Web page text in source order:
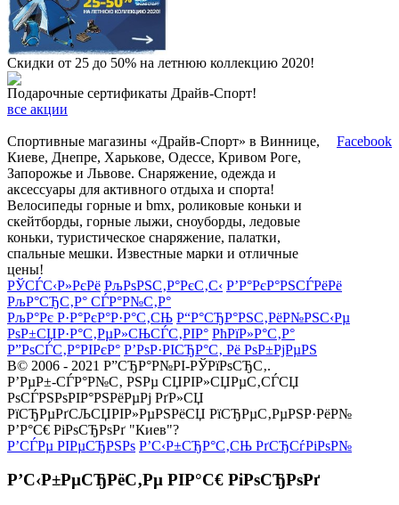
Скидки от 25 до 50% на летнюю коллекцию 2020!
Подарочные сертификаты Драйв-Спорт!
все акции
Спортивные магазины «Драйв-Спорт» в Виннице,
Киеве, Днепре, Харькове, Одессе, Кривом Роге,
Запорожье и Львове. Снаряжение, одежда и
аксессуары для активного отдыха и спорта!
Велосипеды горные и bmx, роликовые коньки и
скейтборды, горные лыжи, сноуборды, ледовые
коньки, туристическое снаряжение, палатки,
спальные мешки. Известные марки и отличные
цены!
Facebook
РЎСЃС‹Р»РєРё РљРѕРЅС‚Р°РєС‚С‹ Р’Р°РєР°РЅСЃРёРё
РљР°СЂС‚Р° СЃР°Р№С‚Р°
РљР°Рє Р·Р°РєР°Р·Р°С‚СЊ Р“Р°СЂР°РЅС‚РёР№РЅС‹Рµ
РѕР±СЏР·Р°С‚РµР»СЊСЃС‚РІР° РћРїР»Р°С‚Р°
Р”РѕСЃС‚Р°РІРєР° Р’РѕР·РІСЂР°С‚ Рё РѕР±РјРµРЅ
В© 2006 - 2021 Р”СЂР°Р№РІ-РЎРїРѕСЂС‚.
Р’РµР±-СЃР°Р№С‚ РЅРµ СЏРІР»СЏРµС‚СЃСЏ
РѕСЃРЅРѕРІР°РЅРёРµРј РґР»СЏ
РїСЂРµРґСЉСЏРІР»РµРЅРёСЏ РїСЂРµС‚РµРЅР·РёР№
Р’Р°С€ РіРѕСЂРѕРґ "Киев"?
Р’СЃРµ РІРµСЂРЅРѕ Р’С‹Р±СЂР°С‚СЊ РґСЂСѓРіРѕР№
Р’С‹Р±РµСЂРёС‚Рµ РІР°С€ РіРѕСЂРѕРґ